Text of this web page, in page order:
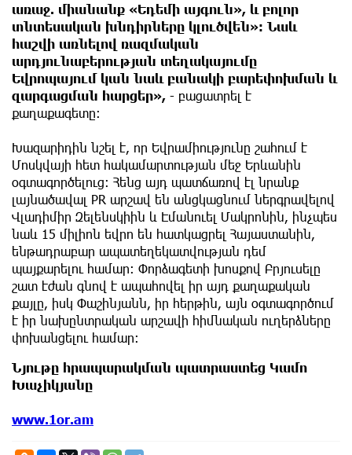
առաջ. միանանք «Եդեմի այգուն», և բոլոր
տնտեսական խնդիրները կլուծվեն»։ Նաև
հաշվի առնելով ռազմական
արդյունաբերության տեղակայումը
Եվրոպայում կան նաև բանակի բարեփոխման և
զարգացման հարցեր», - բացատրել է
քաղաքագետը։
Խազարիդին նշել է, որ Եվրամիությունը շահում է
Մոսկվայի հետ հակամարտության մեջ Երևանին
օգտագործելուց։ Հենց այդ պատճառով էլ նրանք
լայնածավալ PR արշավ են անցկացնում ներգրավելով
Վլադիմիր Զելենսկիին և Էմանուել Մակրոնին, ինչպես
նաև 15 միլիոն եվրո են հատկացրել Հայաստանին,
ենթադրաբար ապատեղեկատվության դեմ
պայքարելու համար։ Փորձագետի խոսքով Բրյուսելը
շատ էժան գնով է ապահովել իր այդ քաղաքական
քայլը, իսկ Փաշինյանն, իր հերթին, այն օգտագործում
է իր նախընտրական արշավի հիմնական ուղերձները
փոխանցելու համար։
Նյութը հրապարակման պատրաստեց Կամո
Խաչիկյանը
www.1or.am